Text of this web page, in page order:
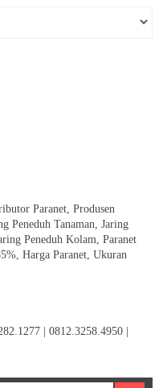
Paranet, Produsen
Peneduh Tanaman, Jaring
Peneduh Kolam, Paranet
Harga Paranet, Ukuran
| 0812.3258.4950 |